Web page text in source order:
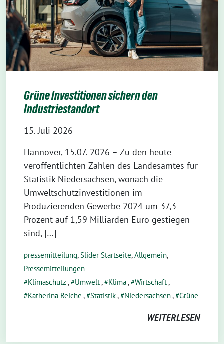
Grüne Investitionen sichern den
Industriestandort
15. Juli 2026
Hannover, 15.07. 2026 – Zu den heute
veröffentlichten Zahlen des Landesamtes für
Statistik Niedersachsen, wonach die
Umweltschutzinvestitionen im
Produzierenden Gewerbe 2024 um 37,3
Prozent auf 1,59 Milliarden Euro gestiegen
sind, […]
pressemitteilung,Slider Startseite,Allgemein,
Pressemitteilungen
Klimaschutz , Umwelt, Klima, Wirtschaft,
Katherina Reiche , Statistik, Niedersachsen, Grüne
WEITERLESEN